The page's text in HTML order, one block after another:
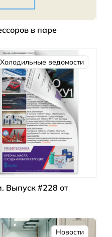
в паре
Холодильные ведомости
Выпуск #228 от
Новости